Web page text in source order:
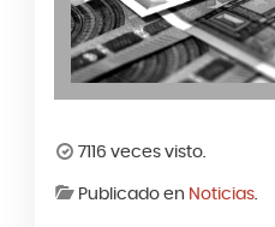
7116 veces visto.
Publicado en Noticias.